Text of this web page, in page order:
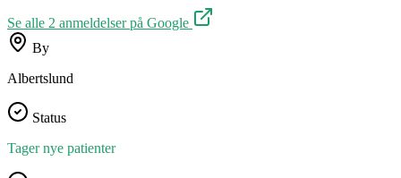
Se alle 2 anmeldelser på Google
By
Albertslund
Status
Tager nye patienter